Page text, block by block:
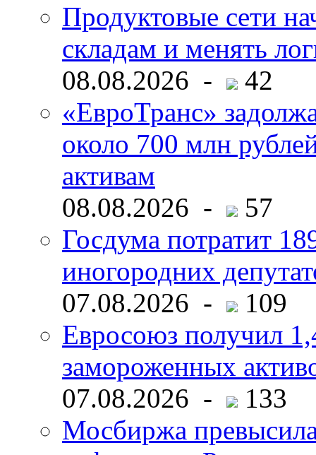
Продуктовые сети
складам и менять
08.08.2026 -
42
«ЕвроТранс»
около 700 млн
активам
08.08.2026 -
57
Госдума потратит
иногородних
07.08.2026 -
109
Евросоюз получил
замороженных
07.08.2026 -
133
Мосбиржа